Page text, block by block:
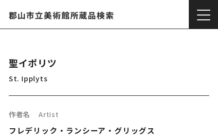
聖イポリツ
St. Ipplyts
作者名 Artist
フレデリック・ランシーア・グリッグス